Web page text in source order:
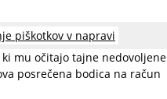
piškotkov v napravi
kraji. Na Antarktiko je
mu očitajo tajne nedovoljene
posrečena bodica na račun